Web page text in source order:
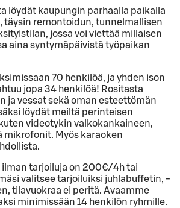
löydät kaupungin parhaalla paikalla
täysin remontoidun, tunnelmallisen
jossa voi viettää millaisen
aina syntymäpäivistä työpaikan
70 henkilöä, ja yhden ison
jopa 34 henkilöä! Rositasta
ja vessat sekä oman esteettömän
löydät meiltä perinteisen
videotykin valkokankaineen,
mikrofonit. Myös karaoken
ilman tarjoiluja on 200€/4h tai
valitsee tarjoiluiksi juhlabuffetin, -
tilavuokraa ei peritä. Avaamme
minimissään 14 henkilön ryhmille.